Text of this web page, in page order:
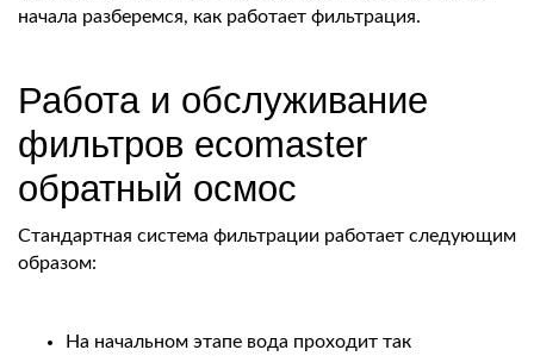
начала разберемся, как работает фильтрация.
Работа и обслуживание
фильтров ecomaster
обратный осмос
Стандартная система фильтрации работает следующим
образом:
На начальном этапе вода проходит так